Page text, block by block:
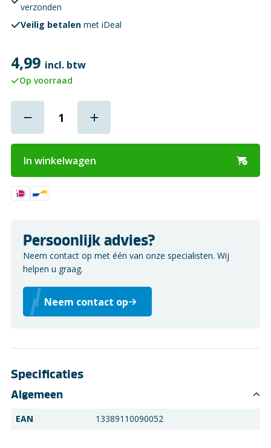
verzonden
Veilig betalen met iDeal
4,99 incl. btw
Op voorraad
In winkelwagen
Persoonlijk advies?
Neem contact op met één van onze specialisten. Wij
helpen u graag.
Neem contact op
Specificaties
Algemeen
EAN 13389110090052